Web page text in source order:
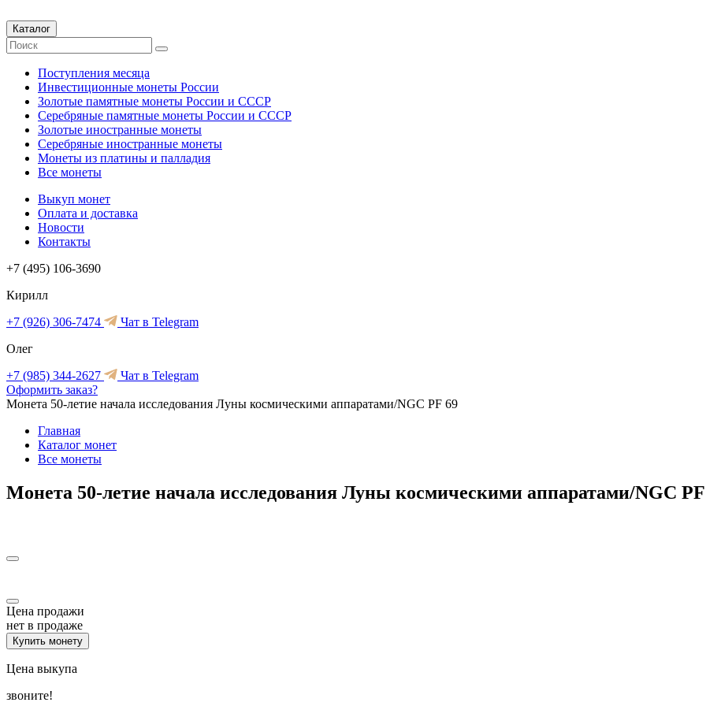
Каталог
Поступления месяца
Инвестиционные монеты России
Золотые памятные монеты России и СССР
Серебряные памятные монеты России и СССР
Золотые иностранные монеты
Серебряные иностранные монеты
Монеты из платины и палладия
Все монеты
Выкуп монет
Оплата и доставка
Новости
Контакты
+7 (495) 106-3690
Кирилл
+7 (926) 306-7474
Чат в Telegram
Олег
+7 (985) 344-2627
Чат в Telegram
Оформить заказ?
Монета 50-летие начала исследования Луны космическими аппаратами/NGC PF 69
Главная
Каталог монет
Все монеты
Монета 50-летие начала исследования Луны космическими аппаратами/NGC
Цена продажи
нет в продаже
Купить монету
Цена выкупа
звоните!